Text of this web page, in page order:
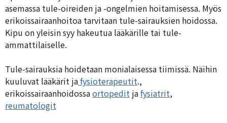
asemassa tule-oireiden ja -ongelmien hoitamisessa. Myös
erikoissairaanhoitoa tarvitaan tule-sairauksien hoidossa.
Kipu on yleisin syy hakeutua lääkärille tai tule-
ammattilaiselle.
Tule-sairauksia hoidetaan monialaisessa tiimissä. Näihin
kuuluvat lääkärit jafysioterapeutit.,
erikoissairaanhoidossaortopedit jafysiatrit,
reumatologit